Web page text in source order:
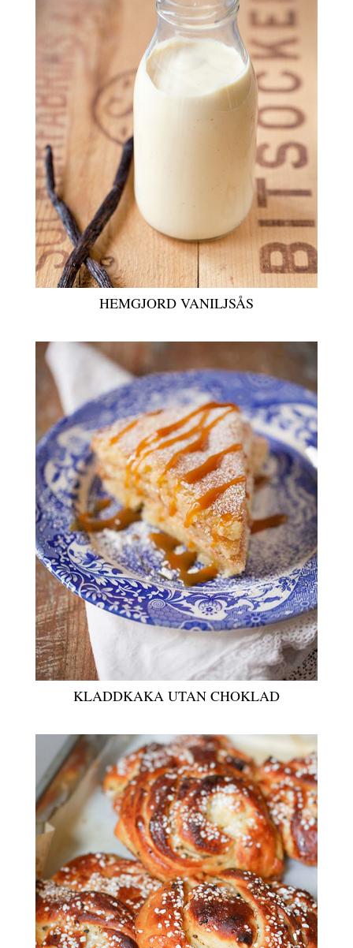
HEMGJORD VANILJSÅS
KLADDKAKA UTAN CHOKLAD